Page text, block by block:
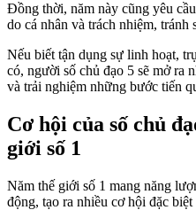
Đồng thời, năm này cũng yêu
do cá nhân và trách nhiệm,
Nếu biết tận dụng sự linh hoạt,
có, người số chủ đạo 5 sẽ mở ra
và trải nghiệm những bước tiến
Cơ hội của số chủ
giới số 1
Năm thế giới số 1 mang năng
động, tạo ra nhiều cơ hội đặc